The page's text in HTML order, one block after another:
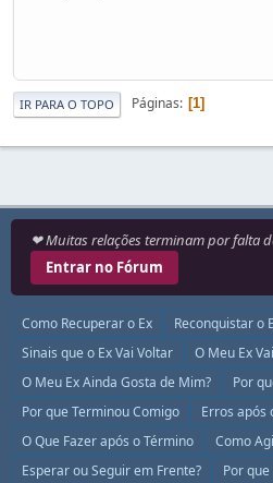
IR PARA O TOPO Páginas 1
❤ Muitas relações terminam por falta
Entrar no Fórum
Como Recuperar o Ex Reconquistar o
Sinais que o Ex Vai Voltar
O Meu Ex
O Meu Ex Ainda Gosta de Mim?
Por
Por que Terminou Comigo
Erros após
O Que Fazer após o Término
Como
Esperar ou Seguir em Frente?
Por